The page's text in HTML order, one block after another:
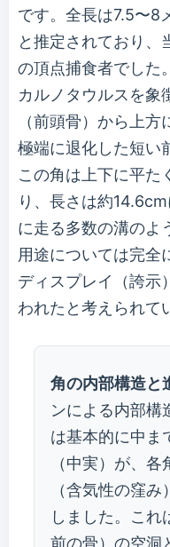
です。全長は7.5〜8
と推定されており、
の頂点捕食者でした。
カルノタウルスを象
（前頭骨）から上方
極端に退化した短い
この角は上下に平た
り、長さは約
に走る多数の溝のよ
用途については完全
ディスプレイ（誇示
われたと考えられて
角の内部構造と
ンによる内部構
は基本的に中ま
（中実）が、
（含気性の窪
しました。これ